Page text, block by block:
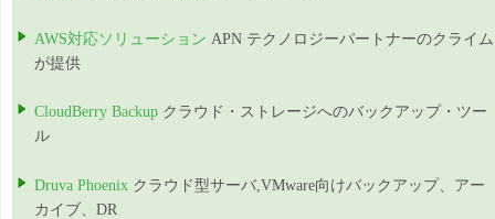
AWS対応ソリューション APN テクノロジーパートナーのクライム
が提供
CloudBerry Backup クラウド・ストレージへのバックアップ・ツー
ル
Druva Phoenix クラウド型サーバ,VMware向けバックアップ、アー
カイブ、DR